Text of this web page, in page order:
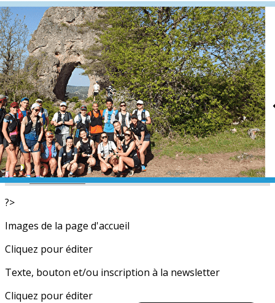
Exporter les lignes sélectionnées
Exporter toutes les colonnes
Exporter uniquement les colonnes affichées
Menu
<
>
L'équipe
Nos partenaires
Actualités
Calendrier
Photos
Newsletters
?>
Images de la page d'accueil
Cliquez pour éditer
Texte, bouton et/ou inscription à la newsletter
Cliquez pour éditer